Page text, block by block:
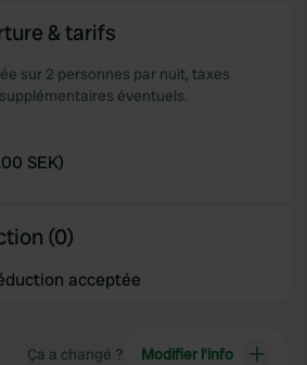
& tarifs
sur 2 personnes par nuit, taxes
éventuels.
SEK)
(0)
acceptée
Ça a changé ? Modifier l’info